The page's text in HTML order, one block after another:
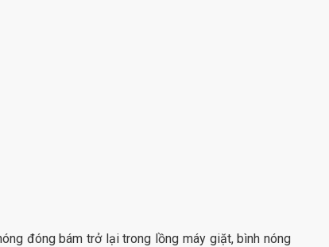
đóng bám trở lại trong lồng máy giặt, bình nóng